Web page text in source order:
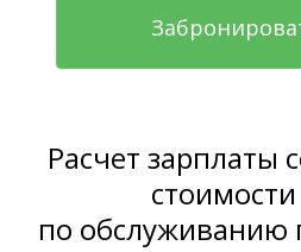
Расчет зарплаты
по обслуживанию